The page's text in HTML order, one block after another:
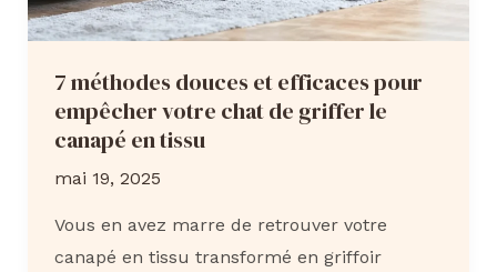
réussie
7 méthodes douces et efficaces pour
empêcher votre chat de griffer le
canapé en tissu
mai 19, 2025
Vous en avez marre de retrouver votre
canapé en tissu transformé en griffoir